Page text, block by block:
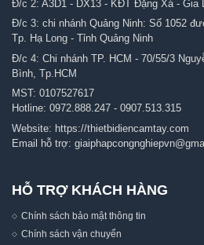
Đ/c 2: A3D1 - DX13 - KĐT Đặng Xá - Gia
Đ/c 3: chi nhánh Quảng Ninh: Số 1052
Tp. Hạ Long - Tỉnh Quảng Ninh
Đ/c 4: Chi nhánh TP. HCM - 70/55/3
Bình, Tp.HCM
MST: 0107527617
Hotline: 0972.888.247 - 0907.513.315
Website: https://thietbidiencamtay.com
Email hỗ trợ:
HỖ TRỢ KHÁCH HÀNG
Chính sách bảo mật thông tin
Chính sách vận chuyển